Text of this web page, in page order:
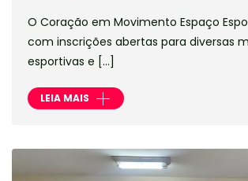
O Coração em Movimento Espaço
com inscrições abertas para diversas
esportivas e […]
LEIA MAIS